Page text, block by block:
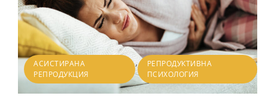
АСИСТИРАНА
РЕПРОДУКЦИЯ
,
РЕПРОДУКТИВНА
ПСИХОЛОГИЯ